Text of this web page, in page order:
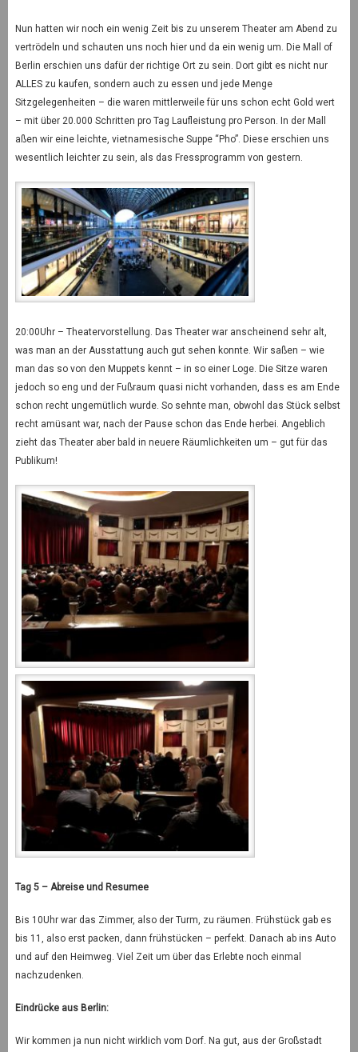
Nun hatten wir noch ein wenig Zeit bis zu unserem Theater am Abend zu
vertrödeln und schauten uns noch hier und da ein wenig um. Die Mall of
Berlin erschien uns dafür der richtige Ort zu sein. Dort gibt es nicht nur
ALLES zu kaufen, sondern auch zu essen und jede Menge
Sitzgelegenheiten – die waren mittlerweile für uns schon echt Gold wert
– mit über 20.000 Schritten pro Tag Laufleistung pro Person. In der Mall
aßen wir eine leichte, vietnamesische Suppe “Pho”. Diese erschien uns
wesentlich leichter zu sein, als das Fressprogramm von gestern.
20:00Uhr – Theatervorstellung. Das Theater war anscheinend sehr alt,
was man an der Ausstattung auch gut sehen konnte. Wir saßen – wie
man das so von den Muppets kennt – in so einer Loge. Die Sitze waren
jedoch so eng und der Fußraum quasi nicht vorhanden, dass es am Ende
schon recht ungemütlich wurde. So sehnte man, obwohl das Stück selbst
recht amüsant war, nach der Pause schon das Ende herbei. Angeblich
zieht das Theater aber bald in neuere Räumlichkeiten um – gut für das
Publikum!
Tag 5 – Abreise und Resumee
Bis 10Uhr war das Zimmer, also der Turm, zu räumen. Frühstück gab es
bis 11, also erst packen, dann frühstücken – perfekt. Danach ab ins Auto
und auf den Heimweg. Viel Zeit um über das Erlebte noch einmal
nachzudenken.
Eindrücke aus Berlin:
Wir kommen ja nun nicht wirklich vom Dorf. Na gut, aus der Großstadt